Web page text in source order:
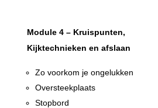
Module 4 – Kruispunten,
Kijktechnieken en afslaan
Zo voorkom je ongelukken
Oversteekplaats
Stopbord